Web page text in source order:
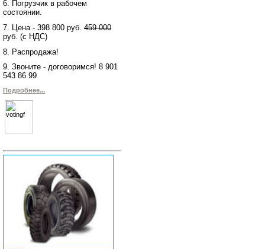
6. Погрузчик в рабочем
состоянии.
7. Цена - 398 800 руб. 459 000
руб. (с НДС)
8. Распродажа!
9. Звоните - договоримся! 8 901
543 86 99
Подробнее...